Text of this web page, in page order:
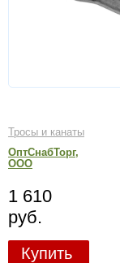
Тросы и канаты
ОптСнабТорг,
ООО
1 610
руб.
Купить